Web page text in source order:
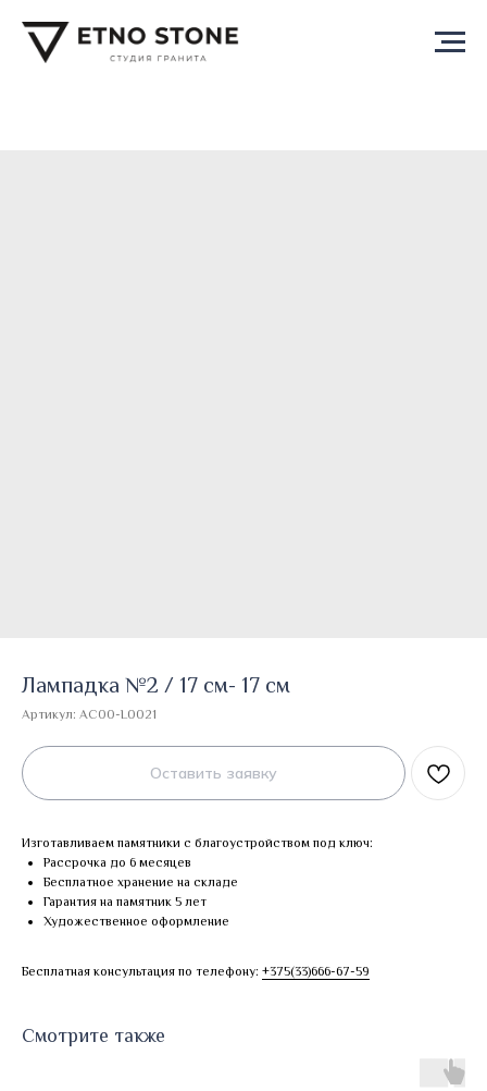
Лампадка №2 / 17 см- 17 см
Артикул: AC00-L0021
Оставить заявку
Изготавливаем памятники с благоустройством под ключ:
Рассрочка до 6 месяцев
Бесплатное хранение на складе
Гарантия на памятник 5 лет
Художественное оформление
Бесплатная консультация по телефону: +375(33)666-67-59
Смотрите также